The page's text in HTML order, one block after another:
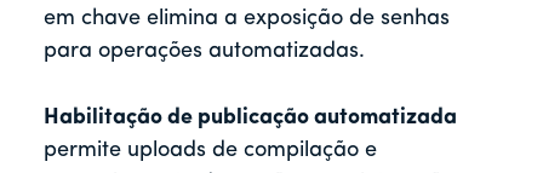
em chave elimina a exposição de senhas
para operações automatizadas.
Habilitação de publicação automatizada
permite uploads de compilação e